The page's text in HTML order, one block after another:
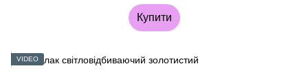
Купити
VIDEO